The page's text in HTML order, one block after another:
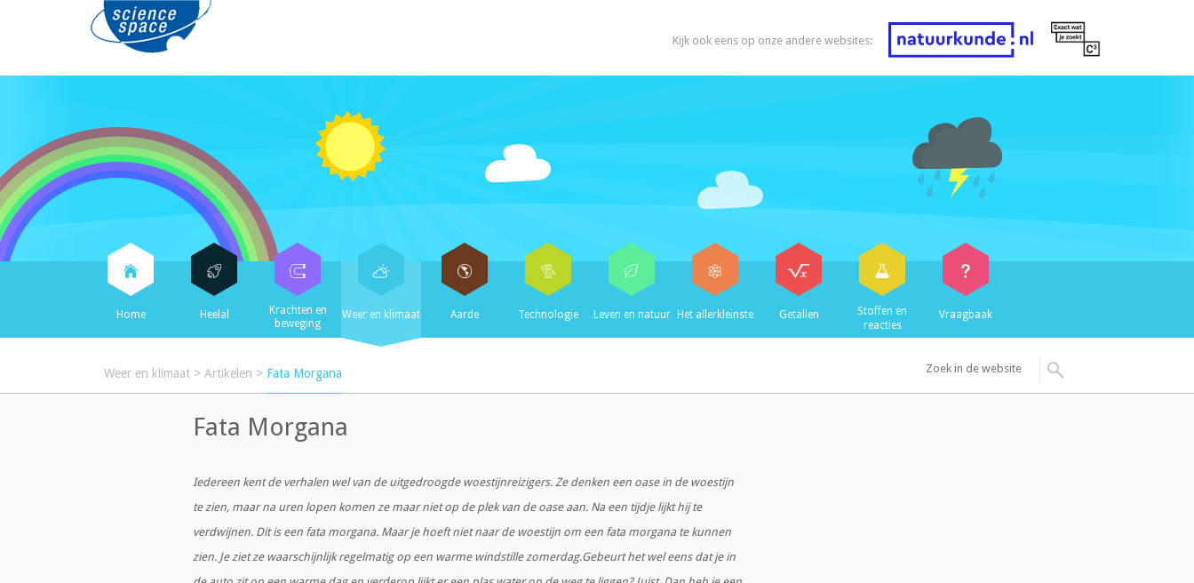
Kijk ook eens op onze andere websites:
Home Heelal
Krachten en
beweging
Weer en klimaat Aarde Technologie Leven en natuur Het allerkleinste Getallen
Stoffen en
reacties
Vraagbaak
Weer en klimaat > Artikelen > Fata Morgana
Fata Morgana
Iedereen kent de verhalen wel van de uitgedroogde woestijnreizigers. Ze denken een oase in de woestijn
te zien, maar na uren lopen komen ze maar niet op de plek van de oase aan. Na een tijdje lijkt hij te
verdwijnen. Dit is een fata morgana. Maar je hoeft niet naar de woestijn om een fata morgana te kunnen
zien. Je ziet ze waarschijnlijk regelmatig op een warme windstille zomerdag.Gebeurt het wel eens dat je in